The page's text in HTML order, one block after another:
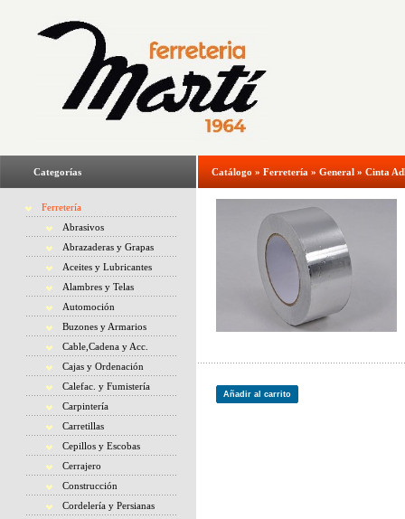
Categorías
Ferretería
Abrasivos
Abrazaderas y Grapas
Aceites y Lubricantes
Alambres y Telas
Automoción
Buzones y Armarios
Cable,Cadena y Acc.
Cajas y Ordenación
Calefac. y Fumistería
Carpintería
Carretillas
Cepillos y Escobas
Cerrajero
Construcción
Cordelería y Persianas
Catálogo » Ferretería » General » Cinta
Añadir al carrito